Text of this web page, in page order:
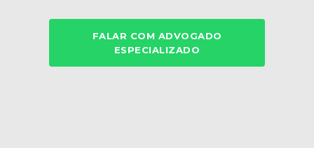
FALAR COM ADVOGADO
ESPECIALIZADO